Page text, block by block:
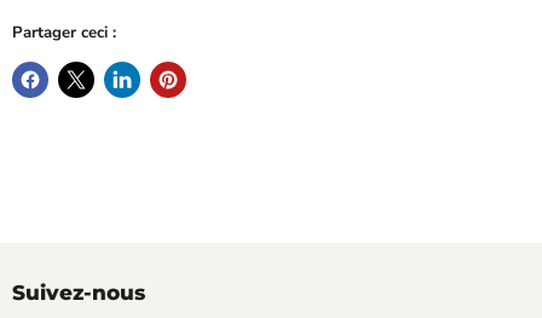
Partager ceci :
Suivez-nous